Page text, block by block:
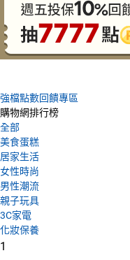
強檔點數回饋專區
購物網排行榜
全部
美食蛋糕
居家生活
女性時尚
男性潮流
親子玩具
3C家電
化妝保養
1